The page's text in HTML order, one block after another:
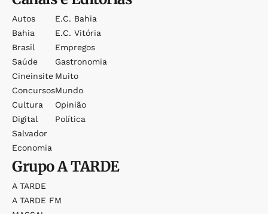
Autos
Bahia
Brasil
Saúde
Cineinsite
Concursos
Cultura
Digital
Salvador
Economia
E.c. Bahia
E.c. Vitória
Empregos
Gastronomia
Muito
Mundo
Opinião
Política
GrupoA TARDE
A TARDE
A TARDE FM